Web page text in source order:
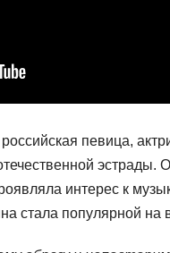
певица,
эстрады.
интерес к
стала популярной